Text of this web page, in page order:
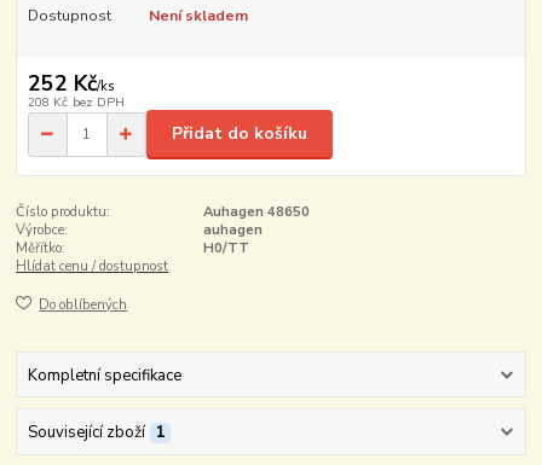
Dostupnost Není skladem
252 Kč/ks
208 Kč bez DPH
Přidat do košíku
Číslo produktu:
Auhagen 48650
Výrobce:
auhagen
Měřítko:
H0/TT
Hlídat cenu / dostupnost
Do oblíbených
Kompletní specifikace
Související zboží 1